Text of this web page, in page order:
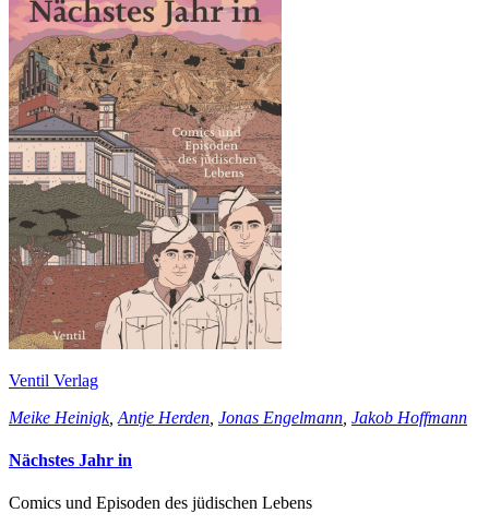
Ventil Verlag
Meike Heinigk, Antje Herden Jonas Engelmann Jakob Hoffmann
Nächstes Jahr in
Comics und Episoden des jüdischen Lebens